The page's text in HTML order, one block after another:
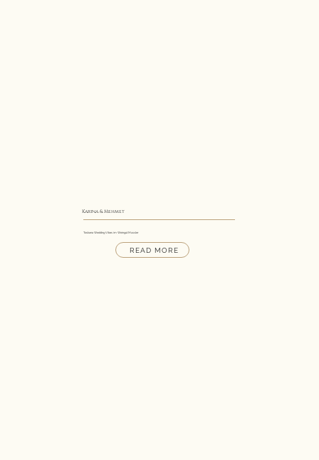
Toskana Wedding Vibes im Weingut Mussler
READ MORE
Karina & Mehmet